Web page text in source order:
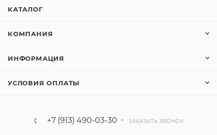
КАТАЛОГ
КОМПАНИЯ
ИНФОРМАЦИЯ
УСЛОВИЯ ОПЛАТЫ
+7 (913) 490-03-30 ЗАКАЗАТЬ ЗВОНОК